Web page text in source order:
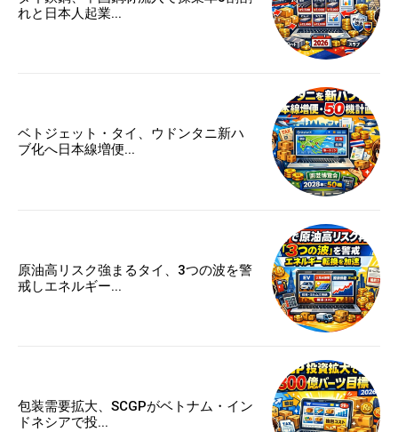
れと日本人起業...
ベトジェット・タイ、ウドンタニ新ハ
ブ化へ日本線増便...
原油高リスク強まるタイ、3つの波を警
戒しエネルギー...
包装需要拡大、SCGPがベトナム・イン
ドネシアで投...